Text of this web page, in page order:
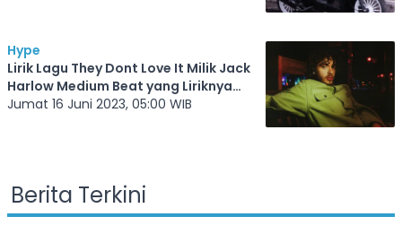
Hype
Lirik Lagu They Dont Love It Milik Jack
Harlow Medium Beat yang Liriknya
Kena Banget
Jumat 16 Juni 2023, 05:00 WIB
Berita Terkini